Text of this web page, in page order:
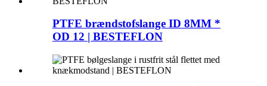
PTFE brændstofslange ID 8MM *
OD 12 | BESTEFLON